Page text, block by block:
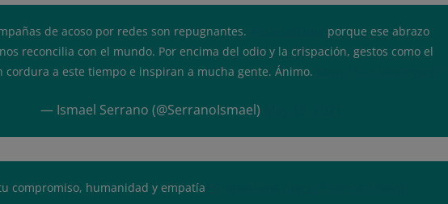
de acoso por redes son repugnantes.
porque ese abrazo
reconcilia con el mundo. Por encima del odio y la crispación, gestos como el
cordura a este tiempo e inspiran a mucha gente. Ánimo.
— Ismael Serrano (@SerranoIsmael)
compromiso, humanidad y empatía